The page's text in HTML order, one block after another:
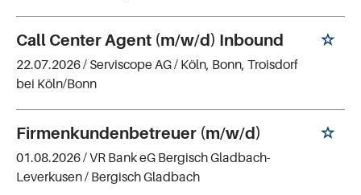
Call Center Agent (m/w/d) Inbound
22.07.2026 / Serviscope AG/ Köln, Bonn, Troisdorf
bei Köln/Bonn
Firmenkundenbetreuer (m/w/d)
01.08.2026 /VR Bank eG Bergisch Gladbach-
Leverkusen/ Bergisch Gladbach